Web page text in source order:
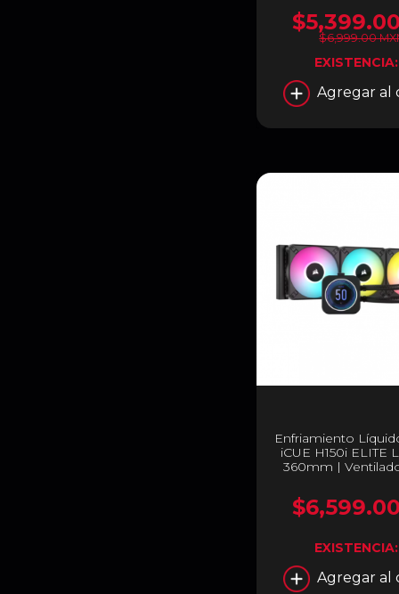
Pantalla LCD
(60 Hz) | LGA 1851
Color Blanco | RL-
$5,399.00
$6,999.00
EXISTENCIA:
Agregar al
Enfriamiento
iCUE H150i ELITE
360mm |
1851 / 1700 | AMD
| Color Negro | CW-
$6,599.00
EXISTENCIA:
Agregar al